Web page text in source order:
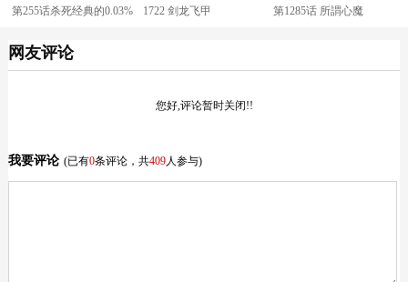
第255话杀死经典的0.03% 1722 剑龙飞甲 第1285话 所謂心魔
网友评论
您好,评论暂时关闭!!
我要评论 (已有0条评论，共409人参与)